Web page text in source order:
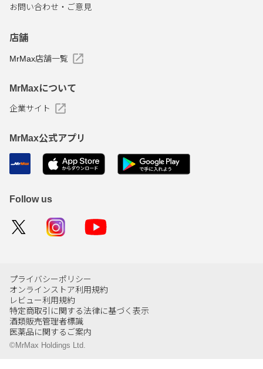
お問い合わせ・ご意見
店舗
MrMax店舗一覧
MrMaxについて
企業サイト
MrMax公式アプリ
Follow us
プライバシーポリシー
オンラインストア利用規約
レビュー利用規約
特定商取引に関する法律に基づく表示
酒類販売管理者標識
医薬品に関するご案内
©MrMax Holdings Ltd.